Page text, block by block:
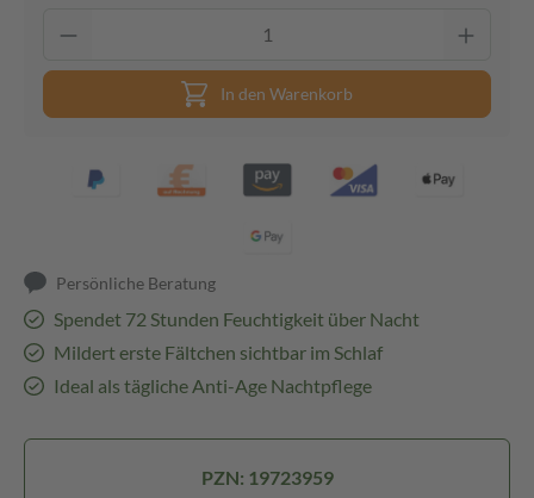
In den Warenkorb
Persönliche Beratung
Spendet 72 Stunden Feuchtigkeit über Nacht
Mildert erste Fältchen sichtbar im Schlaf
Ideal als tägliche Anti-Age Nachtpflege
PZN: 19723959